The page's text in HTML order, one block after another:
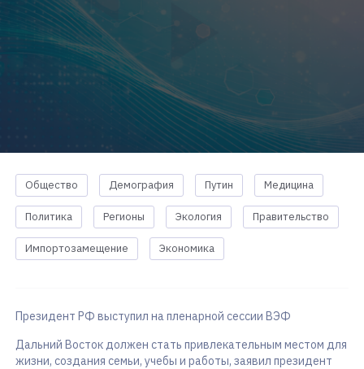
Общество Демография Путин Медицина
Политика Регионы Экология Правительство
Импортозамещение Экономика
Президент РФ выступил на пленарной сессии ВЭФ
Дальний Восток должен стать привлекательным местом для
жизни, создания семьи, учебы и работы, заявил президент